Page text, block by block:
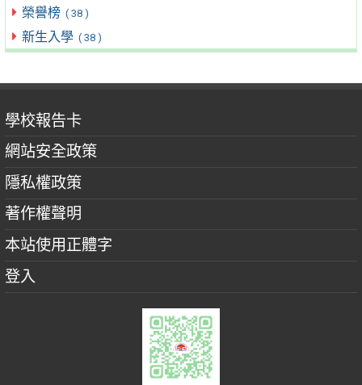
榮譽榜 ( 38 )
新生入學 ( 38 )
學校報告卡
網站安全政策
隱私權政策
著作權聲明
本站使用正體字
登入